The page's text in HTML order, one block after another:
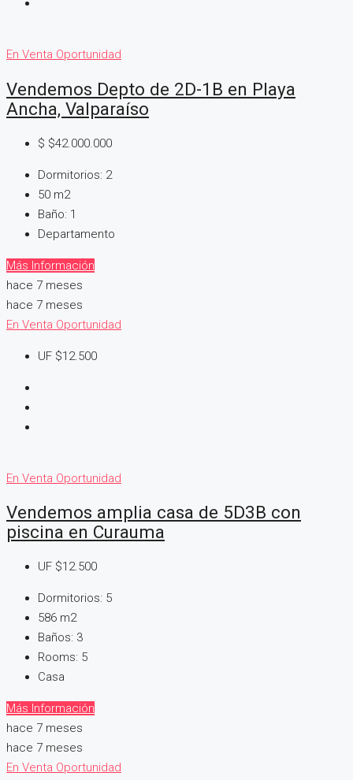
En Venta Oportunidad
Vendemos Depto de 2D-1B en Playa
Ancha, Valparaíso
$ $42.000.000
Dormitorios: 2
50 m2
Baño: 1
Departamento
Más Información
hace 7 meses
hace 7 meses
En Venta Oportunidad
UF $12.500
En Venta Oportunidad
Vendemos amplia casa de 5D3B con
piscina en Curauma
UF $12.500
Dormitorios: 5
586 m2
Baños: 3
Rooms: 5
Casa
Más Información
hace 7 meses
hace 7 meses
En Venta Oportunidad